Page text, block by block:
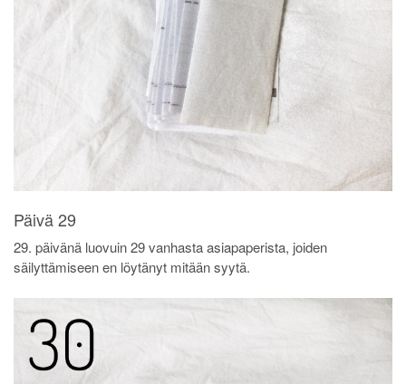
Päivä 29
29. päivänä luovuin 29 vanhasta asiapaperista, joiden
säilyttämiseen en löytänyt mitään syytä.